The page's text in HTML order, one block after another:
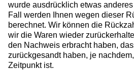
wurde ausdrücklich etwas
Fall werden Ihnen wegen dieser
berechnet. Wir können die
wir die Waren wieder
den Nachweis erbracht haben,
zurückgesandt haben, je
Zeitpunkt ist.